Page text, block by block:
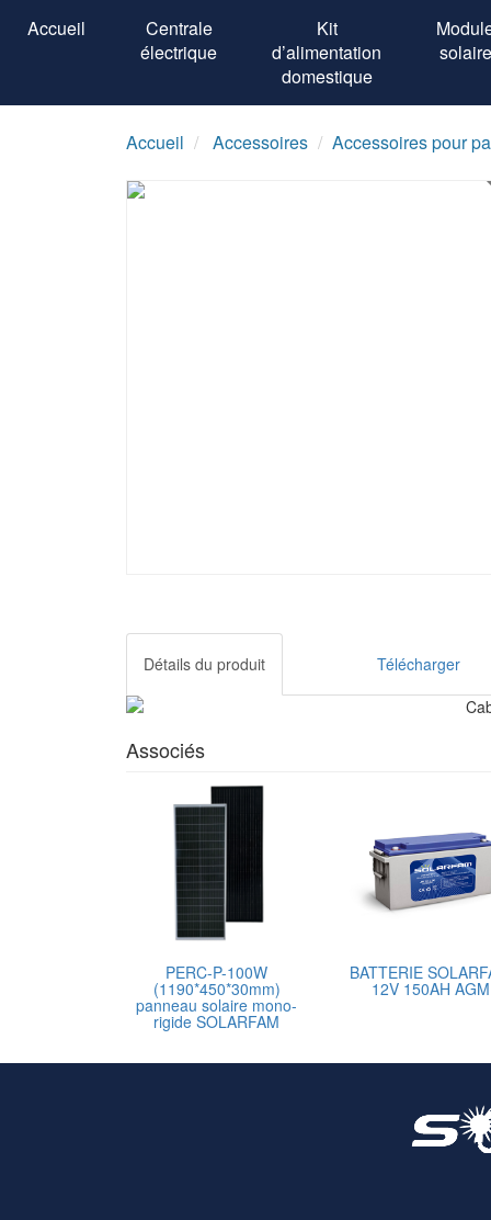
Accueil
Centrale
électrique
Kit
d’alimentation
domestique
solaire
Accueil Accessoires Accessoires pour
Détails du produit Télécharger
Associés
PERC-P-100W
(1190*450*30mm)
panneau solaire mono-
rigide SOLARFAM
BATTERIE
12V 150AH AGM